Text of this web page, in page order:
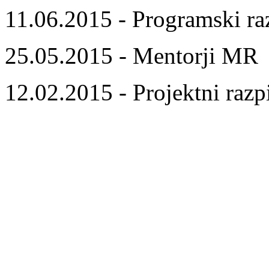
11.06.2015 - Programski
25.05.2015 - Mentorji MR
12.02.2015 - Projektni